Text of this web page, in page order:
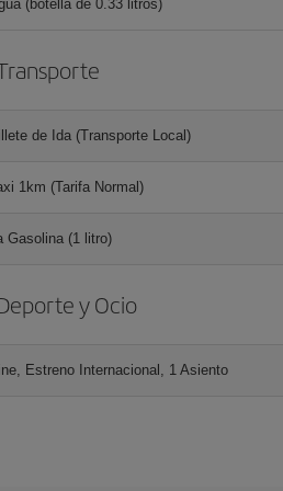
(botella de 0.33 litros)
de Ida (Transporte Local)
1km (Tarifa Normal)
Gasolina (1 litro)
y Ocio
Estreno Internacional, 1 Asiento